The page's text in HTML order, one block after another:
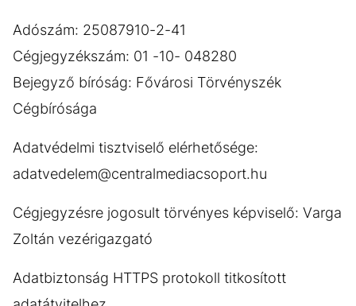
Adószám: 25087910-2-41
Cégjegyzékszám: 01 -10- 048280
Bejegyző bíróság: Fővárosi Törvényszék
Cégbírósága
Adatvédelmi tisztviselő elérhetősége:
adatvedelem@centralmediacsoport.hu
Cégjegyzésre jogosult törvényes képviselő: Varga
Zoltán vezérigazgató
Adatbiztonság HTTPS protokoll titkosított